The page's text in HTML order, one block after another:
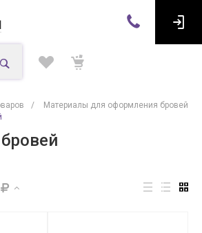
/
Материалы для оформления бровей